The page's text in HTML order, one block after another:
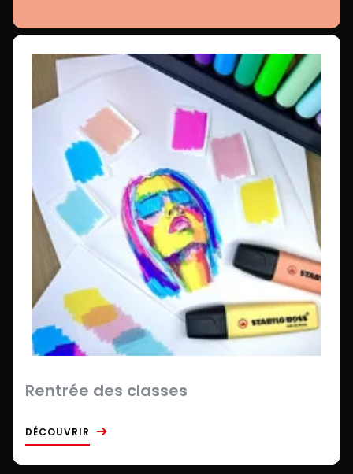
Rentrée des classes
DÉCOUVRIR